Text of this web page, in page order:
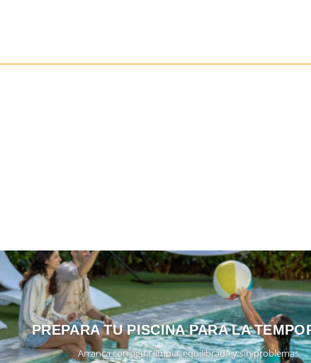
PREPARA TU PISCINA PARA LA
Arranca con agua limpia, equilibrada y sin problemas.